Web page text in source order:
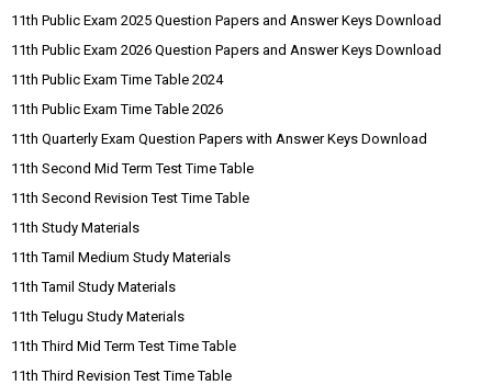
11th Public Exam 2025 Question Papers and Answer Keys Download
11th Public Exam 2026 Question Papers and Answer Keys Download
11th Public Exam Time Table 2024
11th Public Exam Time Table 2026
11th Quarterly Exam Question Papers with Answer Keys Download
11th Second Mid Term Test Time Table
11th Second Revision Test Time Table
11th Study Materials
11th Tamil Medium Study Materials
11th Tamil Study Materials
11th Telugu Study Materials
11th Third Mid Term Test Time Table
11th Third Revision Test Time Table